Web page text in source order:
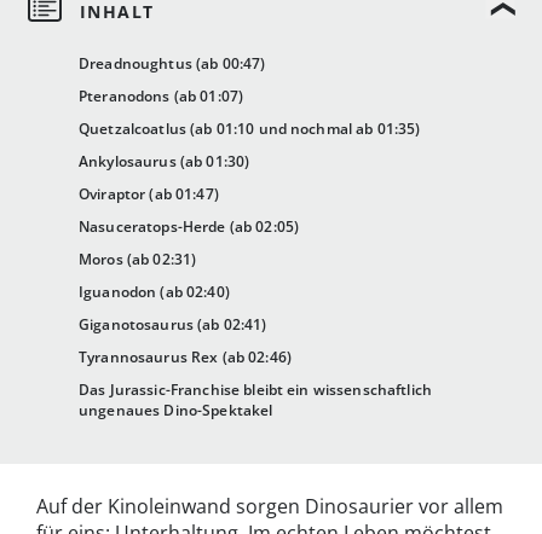
Dreadnoughtus (ab 00:47)
Pteranodons (ab 01:07)
Quetzalcoatlus (ab 01:10 und nochmal ab 01:35)
Ankylosaurus (ab 01:30)
Oviraptor (ab 01:47)
Nasuceratops-Herde (ab 02:05)
Moros (ab 02:31)
Iguanodon (ab 02:40)
Giganotosaurus (ab 02:41)
Tyrannosaurus Rex (ab 02:46)
Das Jurassic-Franchise bleibt ein wissenschaftlich
ungenaues Dino-Spektakel
Auf der Kinoleinwand sorgen Dinosaurier vor allem